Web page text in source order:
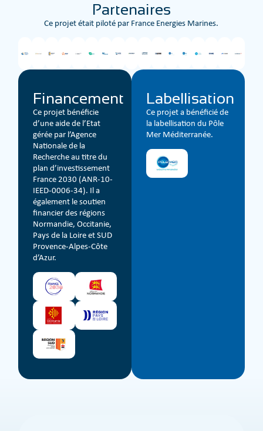
Partenaires
Ce projet était piloté par France Energies Marines.
Financement
Ce projet bénéficie
d’une aide de l’Etat
gérée par l’Agence
Nationale de la
Recherche au titre du
plan d’investissement
France 2030 (ANR-10-
IEED-0006-34). Il a
également le soutien
financier des régions
Normandie, Occitanie,
Pays de la Loire et SUD
Provence-Alpes-Côte
d’Azur.
Labellisation
Ce projet a bénéficié de
la labellisation du Pôle
Mer Méditerranée.